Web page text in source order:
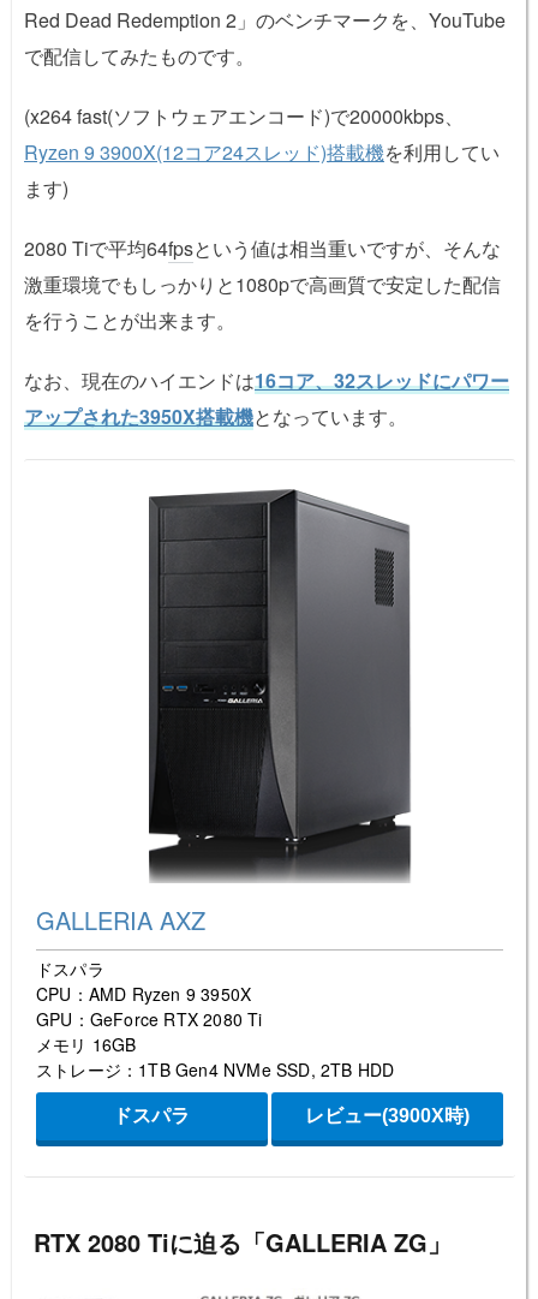
Red Dead Redemption 2」のベンチマークを、YouTube
で配信してみたものです。
(x264 fast(ソフトウェアエンコード)で20000kbps、
Ryzen 9 3900X(12コア24スレッド)搭載機を利用してい
ます)
2080 Tiで平均64fpsという値は相当重いですが、そんな
激重環境でもしっかりと1080pで高画質で安定した配信
を行うことが出来ます。
なお、現在のハイエンドは16コア、32スレッドにパワー
アップされた3950X搭載機となっています。
GALLERIA AXZ
ドスパラ
CPU：AMD Ryzen 9 3950X
GPU：GeForce RTX 2080 Ti
メモリ 16GB
ストレージ：1TB Gen4 NVMe SSD, 2TB HDD
ドスパラ レビュー(3900X時)
RTX 2080 Tiに迫る「GALLERIA ZG」